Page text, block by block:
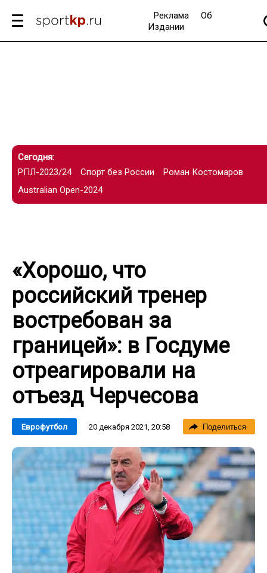
Реклама
Об
Издании
Сегодня:
РПЛ-2023/24
Спорт без России
Роман Костомаров
Australian Open-2024
«Хорошо, что
российский тренер
востребован за
границей»: в Госдуме
отреагировали на
отъезд Черчесова
Еврофутбол 20 декабря 2021, 20:58 Поделиться